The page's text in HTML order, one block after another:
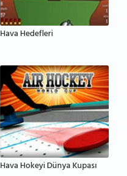
Hava Hedefleri
Hava Hokeyi Dünya Kupası